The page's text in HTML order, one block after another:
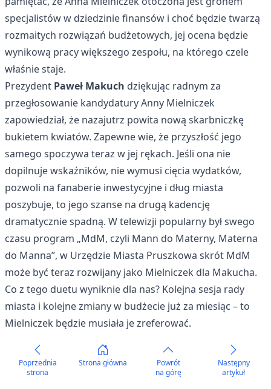
specjalistów w dziedzinie finansów i choć będzie twarzą
rozmaitych rozwiązań budżetowych, jej ocena będzie
wynikową pracy większego zespołu, na którego czele
właśnie staje.
Prezydent Paweł Makuch dziękując radnym za
przegłosowanie kandydatury Anny Mielniczek
zapowiedział, że nazajutrz powita nową skarbniczkę
bukietem kwiatów. Zapewne wie, że przyszłość jego
samego spoczywa teraz w jej rękach. Jeśli ona nie
dopilnuje wskaźników, nie wymusi cięcia wydatków,
pozwoli na fanaberie inwestycyjne i dług miasta
poszybuje, to jego szanse na drugą kadencję
dramatycznie spadną. W telewizji popularny był swego
czasu program „MdM, czyli Mann do Materny, Materna
do Manna”, w Urzędzie Miasta Pruszkowa skrót MdM
może być teraz rozwijany jako Mielniczek dla Makucha.
Co z tego duetu wyniknie dla nas? Kolejna sesja rady
miasta i kolejne zmiany w budżecie już za miesiąc – to
Mielniczek będzie musiała je zreferować.
Poprzednia
strona
Strona główna
Powrót
na górę
Następny
artykuł